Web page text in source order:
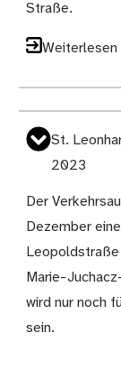
Straße.
Weiterlesen
St.
2023
Der
Dezember
Marie-
wird nur noch
sein.